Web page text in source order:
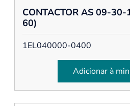
CONTACTOR AS 09-
60)
1EL040000-0400
Adicionar à